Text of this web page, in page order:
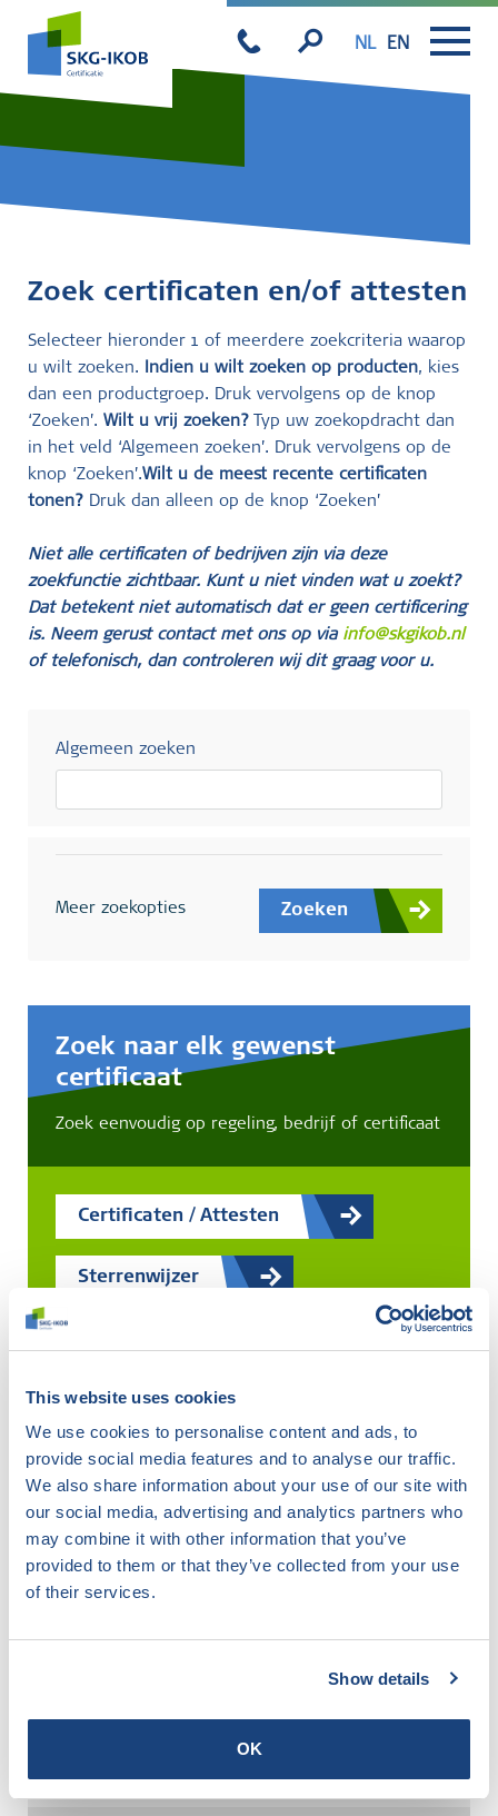
This website uses cookies
We use cookies to personalise content and ads, to
provide social media features and to analyse our traffic.
We also share information about your use of our site with
our social media, advertising and analytics partners who
may combine it with other information that you’ve
provided to them or that they’ve collected from your use
of their services.
Show details
OK
NL EN
Zoek certificaten en/of attesten
Selecteer hieronder 1 of meerdere zoekcriteria waarop
u wilt zoeken. Indien u wilt zoeken op producten, kies
dan een productgroep. Druk vervolgens op de knop
‘Zoeken’. Wilt u vrij zoeken? Typ uw zoekopdracht dan
in het veld ‘Algemeen zoeken’. Druk vervolgens op de
knop ‘Zoeken’.Wilt u de meest recente certificaten
tonen? Druk dan alleen op de knop ‘Zoeken’
Niet alle certificaten of bedrijven zijn via deze
zoekfunctie zichtbaar. Kunt u niet vinden wat u zoekt?
Dat betekent niet automatisch dat er geen certificering
is. Neem gerust contact met ons op via info@skgikob.nl
of telefonisch, dan controleren wij dit graag voor u.
Algemeen zoeken
Meer zoekopties Zoeken
Zoek naar elk gewenst
certificaat
Zoek eenvoudig op regeling, bedrijf of certificaat
Certificaten / Attesten
Sterrenwijzer
Er zijn certificaten gevonden
Genereer PDF
Nummer
SKGIKOB.014938.01.NL
Etex Building